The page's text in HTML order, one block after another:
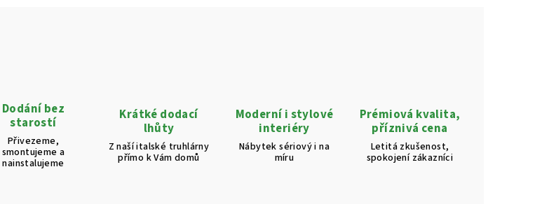
Dodání bez
starostí
Přivezeme,
smontujeme a
nainstalujeme
Krátké dodací
lhůty
Z naší italské truhlárny
přímo k Vám domů
Moderní i stylové
interiéry
Nábytek sériový i na
míru
Prémiová kvalita,
příznivá cena
Letitá zkušenost,
spokojení zákazníci